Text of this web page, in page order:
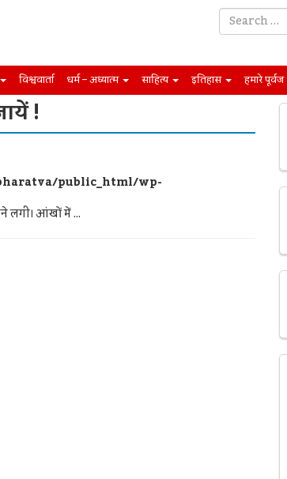
विश्ववार्ता धर्म – अध्यात्म साहित्य इतिहास हमारे पूर्वज
!
public_html/wp-
लगीं। आंखों में ...